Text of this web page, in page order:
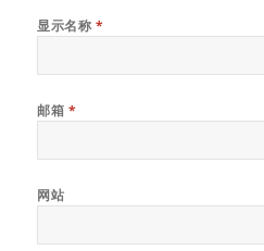
显示名称 *
邮箱 *
网站